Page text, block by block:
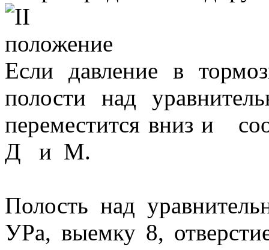
Если давление в
полости над
переместится вниз и
Д и М.
Полость над
УРа, выемку 8,